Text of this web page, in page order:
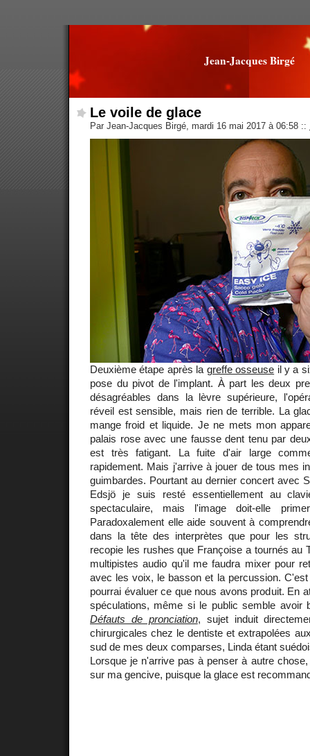
Jean-Jacques Birgé
Le voile de glace
Par Jean-Jacques Birgé, mardi 16 mai 2017 à 06:58 ::
Deuxième étape après la greffe osseuse il y a
pose du pivot de l'implant. À part les deux
désagréables dans la lèvre supérieure,
réveil est sensible, mais rien de terrible. La
mange froid et liquide. Je ne mets mon
palais rose avec une fausse dent tenu par
est très fatigant. La fuite d'air large
rapidement. Mais j'arrive à jouer de tous mes
guimbardes. Pourtant au dernier concert avec
Edsjö je suis resté essentiellement au
spectaculaire, mais l'image doit-elle
Paradoxalement elle aide souvent à
dans la tête des interprètes que pour les
recopie les rushes que Françoise a tournés au
multipistes audio qu'il me faudra mixer pour
avec les voix, le basson et la percussion.
pourrai évaluer ce que nous avons produit. En
spéculations, même si le public semble avoir
Défauts de pronciation, sujet induit
chirurgicales chez le dentiste et extrapolées
sud de mes deux comparses, Linda étant
Lorsque je n'arrive pas à penser à autre
sur ma gencive, puisque la glace est